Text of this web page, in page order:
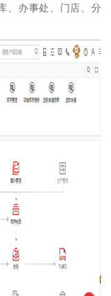
、办事处、门店、分